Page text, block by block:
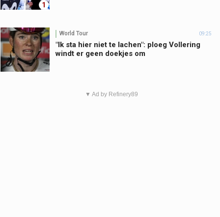
1
World Tour 09:25
"Ik sta hier niet te lachen": ploeg Vollering
windt er geen doekjes om
▼ Ad by Refinery89